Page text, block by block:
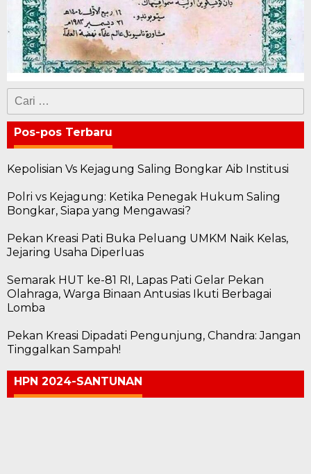
Cari
untuk:
Pos-pos Terbaru
Kepolisian Vs Kejagung Saling Bongkar Aib Institusi
Polri vs Kejagung: Ketika Penegak Hukum Saling
Bongkar, Siapa yang Mengawasi?
Pekan Kreasi Pati Buka Peluang UMKM Naik Kelas,
Jejaring Usaha Diperluas
Semarak HUT ke-81 RI, Lapas Pati Gelar Pekan
Olahraga, Warga Binaan Antusias Ikuti Berbagai
Lomba
Pekan Kreasi Dipadati Pengunjung, Chandra: Jangan
Tinggalkan Sampah!
HPN 2024-SANTUNAN